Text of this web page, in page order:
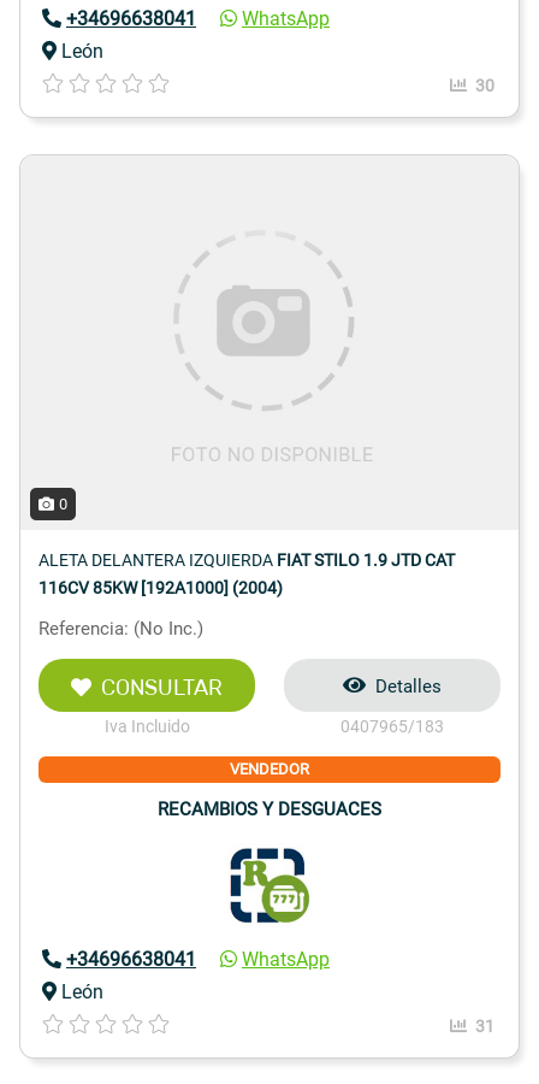
+34696638041
WhatsApp
León
30
0
ALETA DELANTERA IZQUIERDA FIAT STILO 1.9 JTD CAT
116CV 85KW [192A1000] (2004)
Referencia: (No Inc.)
CONSULTAR
Iva Incluido
Detalles
0407965/183
VENDEDOR
RECAMBIOS Y DESGUACES
+34696638041
WhatsApp
León
31